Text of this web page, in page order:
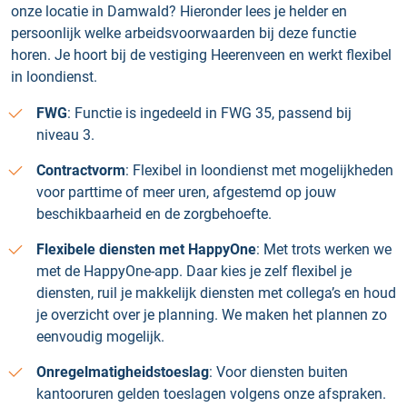
onze locatie in Damwald? Hieronder lees je helder en
persoonlijk welke arbeidsvoorwaarden bij deze functie
horen. Je hoort bij de vestiging Heerenveen en werkt flexibel
in loondienst.
FWG: Functie is ingedeeld in FWG 35, passend bij
niveau 3.
Contractvorm: Flexibel in loondienst met mogelijkheden
voor parttime of meer uren, afgestemd op jouw
beschikbaarheid en de zorgbehoefte.
Flexibele diensten met HappyOne: Met trots werken we
met de HappyOne-app. Daar kies je zelf flexibel je
diensten, ruil je makkelijk diensten met collega’s en houd
je overzicht over je planning. We maken het plannen zo
eenvoudig mogelijk.
Onregelmatigheidstoeslag: Voor diensten buiten
kantooruren gelden toeslagen volgens onze afspraken.